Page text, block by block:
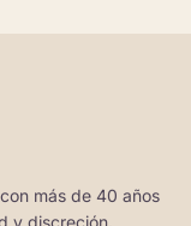
más de 40 años
y discreción.